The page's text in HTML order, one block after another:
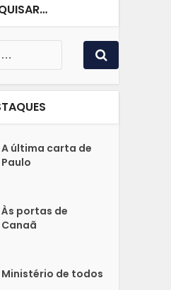
A última carta de
Paulo
Às portas de
Canaã
Ministério de todos